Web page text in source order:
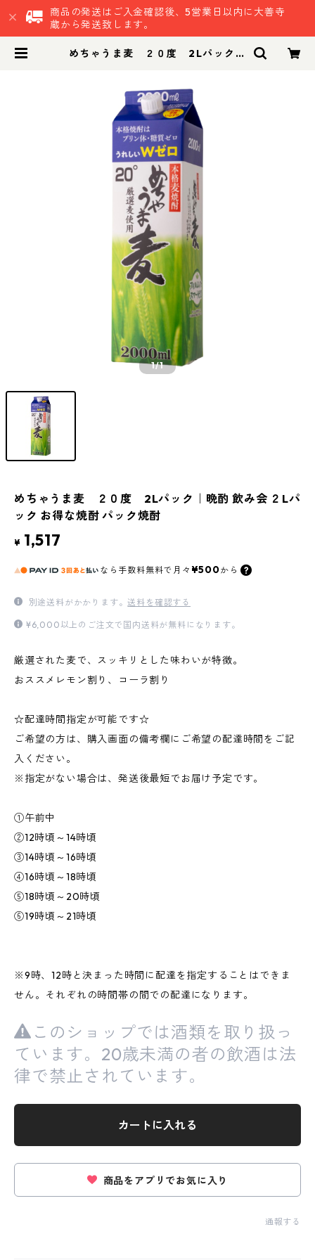
商品の発送はご入金確認後、5営業日以内に大善寺
蔵から発送致します。
めちゃうま麦 ２０度 2Lパック｜
1/1
めちゃうま麦 ２０度 2Lパック｜晩酌 飲み会 ２Lパ
ック お得な焼酎 パック焼酎
¥ 1,517
なら 手数料無料で 月々 ¥500から
別途送料がかかります。送料を確認する
¥6,000以上のご注文で国内送料が無料になります。
厳選された麦で、スッキリとした味わいが特徴。
おススメレモン割り、コーラ割り
☆配達時間指定が可能です☆
ご希望の方は、購入画面の備考欄にご希望の配達時間をご記
入ください。
※指定がない場合は、発送後最短でお届け予定です。
①午前中
②12時頃～14時頃
③14時頃～16時頃
④16時頃～18時頃
⑤18時頃～20時頃
⑥19時頃～21時頃
※9時、12時と決まった時間に配達を指定することはできま
せん。それぞれの時間帯の間での配達になります。
このショップでは酒類を取り扱っ
ています。20歳未満の者の飲酒は法
律で禁止されています。
カートに入れる
商品をアプリでお気に入り
通報する